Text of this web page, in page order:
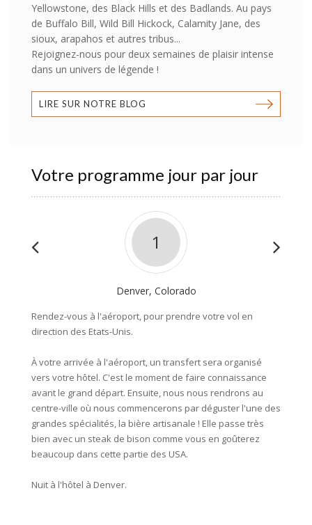
Yellowstone, des Black Hills et des Badlands. Au pays
de Buffalo Bill, Wild Bill Hickock, Calamity Jane, des
sioux, arapahos et autres tribus...
Rejoignez-nous pour deux semaines de plaisir intense
dans un univers de légende !
LIRE SUR NOTRE BLOG
Votre programme jour par jour
1
Denver, Colorado
Rendez-vous à l'aéroport, pour prendre votre vol en
direction des Etats-Unis.
À votre arrivée à l'aéroport, un transfert sera organisé
vers votre hôtel. C'est le moment de faire connaissance
avant le grand départ. Ensuite, nous nous rendrons au
centre-ville où nous commencerons par déguster l'une des
grandes spécialités, la bière artisanale ! Elle passe très
bien avec un steak de bison comme vous en goûterez
beaucoup dans cette partie des USA.
Nuit à l'hôtel à Denver.